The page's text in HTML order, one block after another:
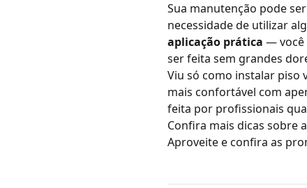
Sua manutenção pode
necessidade de utilizar
aplicação prática — você
ser feita sem grandes
Viu só como instalar piso
mais confortável com
feita por profissionais
Confira mais dicas sobre
Aproveite e confira as